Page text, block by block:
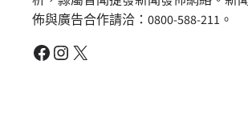
佈與廣告合作請洽：0800-588-211。
Facebook Instagram X